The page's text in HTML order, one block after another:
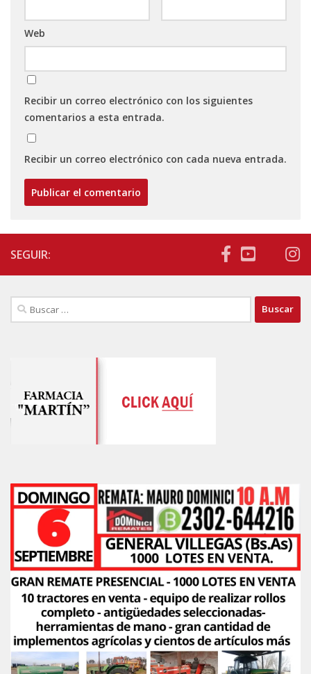
Web
Recibir un correo electrónico con los siguientes
comentarios a esta entrada.
Recibir un correo electrónico con cada nueva entrada.
SEGUIR:
Buscar: